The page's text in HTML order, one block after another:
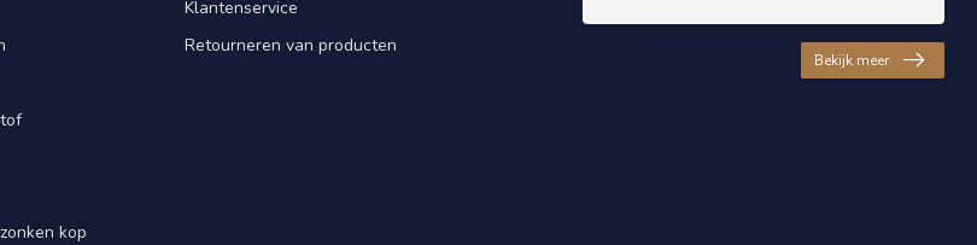
kop
Klantenservice
Retourneren van producten
Bekijk meer